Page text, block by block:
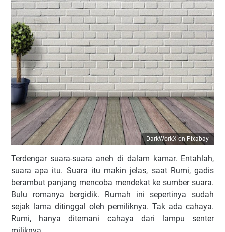
DarkWorkX on Pixabay
Terdengar suara-suara aneh di dalam kamar. Entahlah,
suara apa itu. Suara itu makin jelas, saat Rumi, gadis
berambut panjang mencoba mendekat ke sumber suara.
Bulu romanya bergidik. Rumah ini sepertinya sudah
sejak lama ditinggal oleh pemiliknya. Tak ada cahaya.
Rumi, hanya ditemani cahaya dari lampu senter